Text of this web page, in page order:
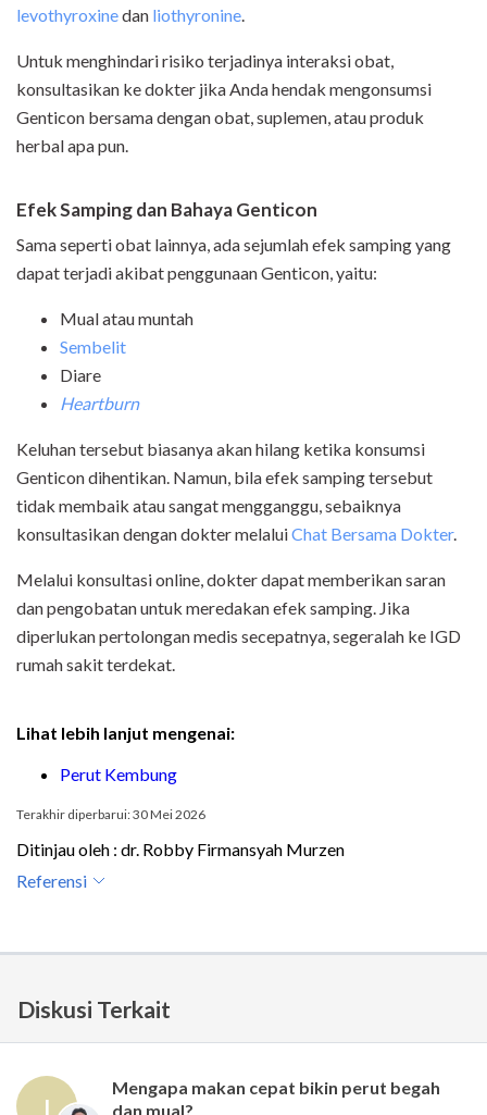
levothyroxinedan liothyronine.
Untuk menghindari risiko terjadinya interaksi obat,
konsultasikan ke dokter jika Anda hendak mengonsumsi
Genticon bersama dengan obat, suplemen, atau produk
herbal apa pun.
Efek Samping dan Bahaya Genticon
Sama seperti obat lainnya, ada sejumlah efek samping yang
dapat terjadi akibat penggunaan Genticon, yaitu:
Mual atau muntah
Sembelit
Diare
Heartburn
Keluhan tersebut biasanya akan hilang ketika konsumsi
Genticon dihentikan. Namun, bila efek samping tersebut
tidak membaik atau sangat mengganggu, sebaiknya
konsultasikan dengan dokter melaluiChat Bersama Dokter.
Melalui konsultasi online, dokter dapat memberikan saran
dan pengobatan untuk meredakan efek samping. Jika
diperlukan pertolongan medis secepatnya, segeralah ke IGD
rumah sakit terdekat.
Lihat lebih lanjut mengenai:
Perut Kembung
Terakhir diperbarui: 30 Mei 2026